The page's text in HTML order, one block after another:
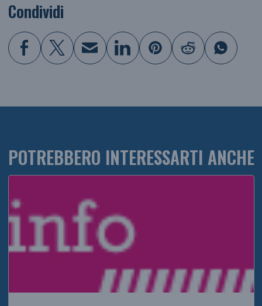
Condividi
POTREBBERO INTERESSARTI ANCHE